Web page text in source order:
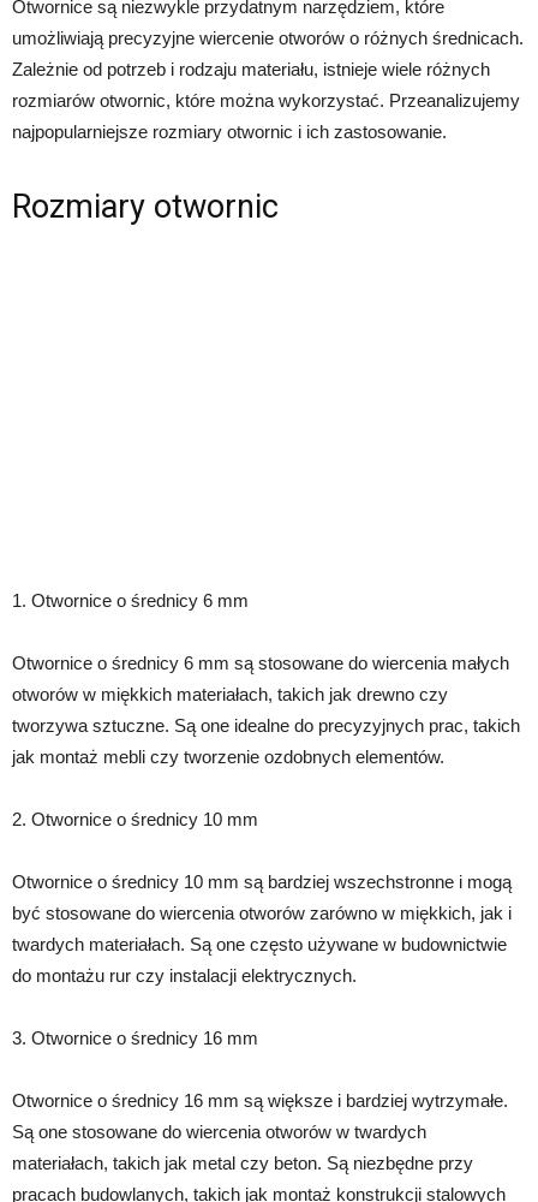
Otwornice są niezwykle przydatnym narzędziem, które
umożliwiają precyzyjne wiercenie otworów o różnych średnicach.
Zależnie od potrzeb i rodzaju materiału, istnieje wiele różnych
rozmiarów otwornic, które można wykorzystać. Przeanalizujemy
najpopularniejsze rozmiary otwornic i ich zastosowanie.
Rozmiary otwornic
1. Otwornice o średnicy 6 mm
Otwornice o średnicy 6 mm są stosowane do wiercenia małych
otworów w miękkich materiałach, takich jak drewno czy
tworzywa sztuczne. Są one idealne do precyzyjnych prac, takich
jak montaż mebli czy tworzenie ozdobnych elementów.
2. Otwornice o średnicy 10 mm
Otwornice o średnicy 10 mm są bardziej wszechstronne i mogą
być stosowane do wiercenia otworów zarówno w miękkich, jak i
twardych materiałach. Są one często używane w budownictwie
do montażu rur czy instalacji elektrycznych.
3. Otwornice o średnicy 16 mm
Otwornice o średnicy 16 mm są większe i bardziej wytrzymałe.
Są one stosowane do wiercenia otworów w twardych
materiałach, takich jak metal czy beton. Są niezbędne przy
pracach budowlanych, takich jak montaż konstrukcji stalowych